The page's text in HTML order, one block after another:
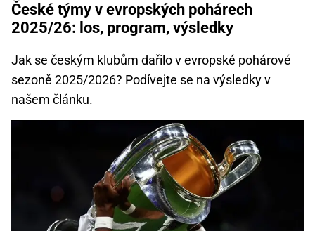
České týmy v evropských pohárech
2025/26: los, program, výsledky
Jak se českým klubům dařilo v evropské pohárové
sezoně 2025/2026? Podívejte se na výsledky v
našem článku.